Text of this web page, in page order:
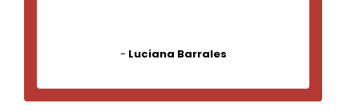
- Luciana Barrales